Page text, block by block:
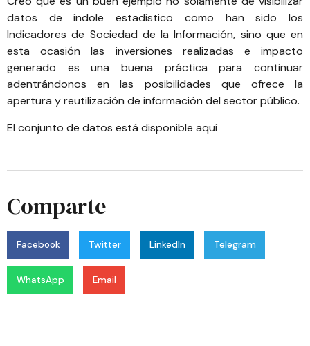
datos de índole estadístico como han sido los
Indicadores de Sociedad de la Información, sino que en
esta ocasión las inversiones realizadas e impacto
generado es una buena práctica para continuar
adentrándonos en las posibilidades que ofrece la
apertura y reutilización de información del sector público.
El conjunto de datos está disponible aquí
Comparte
Facebook Twitter LinkedIn Telegram
WhatsApp Email